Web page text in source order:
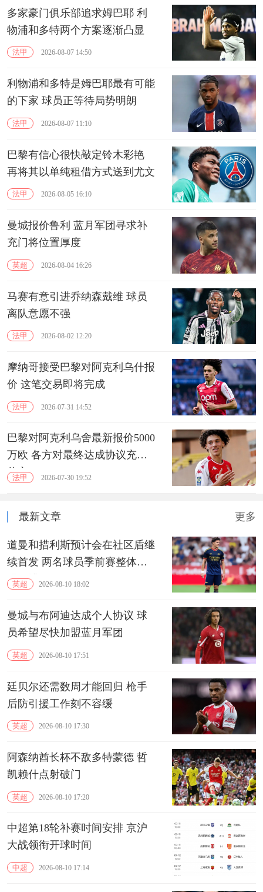
多家豪门俱乐部追求姆巴耶 利
物浦和多特两个方案逐渐凸显
法甲 2026-08-07 14:50
利物浦和多特是姆巴耶最有可能
的下家 球员正等待局势明朗
法甲 2026-08-07 11:10
巴黎有信心很快敲定铃木彩艳
再将其以单纯租借方式送到尤文
法甲 2026-08-05 16:10
曼城报价鲁利 蓝月军团寻求补
充门将位置厚度
英超 2026-08-04 16:26
马赛有意引进乔纳森戴维 球员
离队意愿不强
法甲 2026-08-02 12:20
摩纳哥接受巴黎对阿克利乌什报
价 这笔交易即将完成
法甲 2026-07-31 14:52
巴黎对阿克利乌舍最新报价5000
万欧 各方对最终达成协议充满
信心
法甲 2026-07-30 19:52
最新文章 更多
道曼和措利斯预计会在社区盾继
续首发 两名球员季前赛整体表
现不错
英超 2026-08-10 18:02
曼城与布阿迪达成个人协议 球
员希望尽快加盟蓝月军团
英超 2026-08-10 17:51
廷贝尔还需数周才能回归 枪手
后防引援工作刻不容缓
英超 2026-08-10 17:30
阿森纳酋长杯不敌多特蒙德 哲
凯赖什点射破门
英超 2026-08-10 17:20
中超第18轮补赛时间安排 京沪
大战领衔开球时间
中超 2026-08-10 17:14